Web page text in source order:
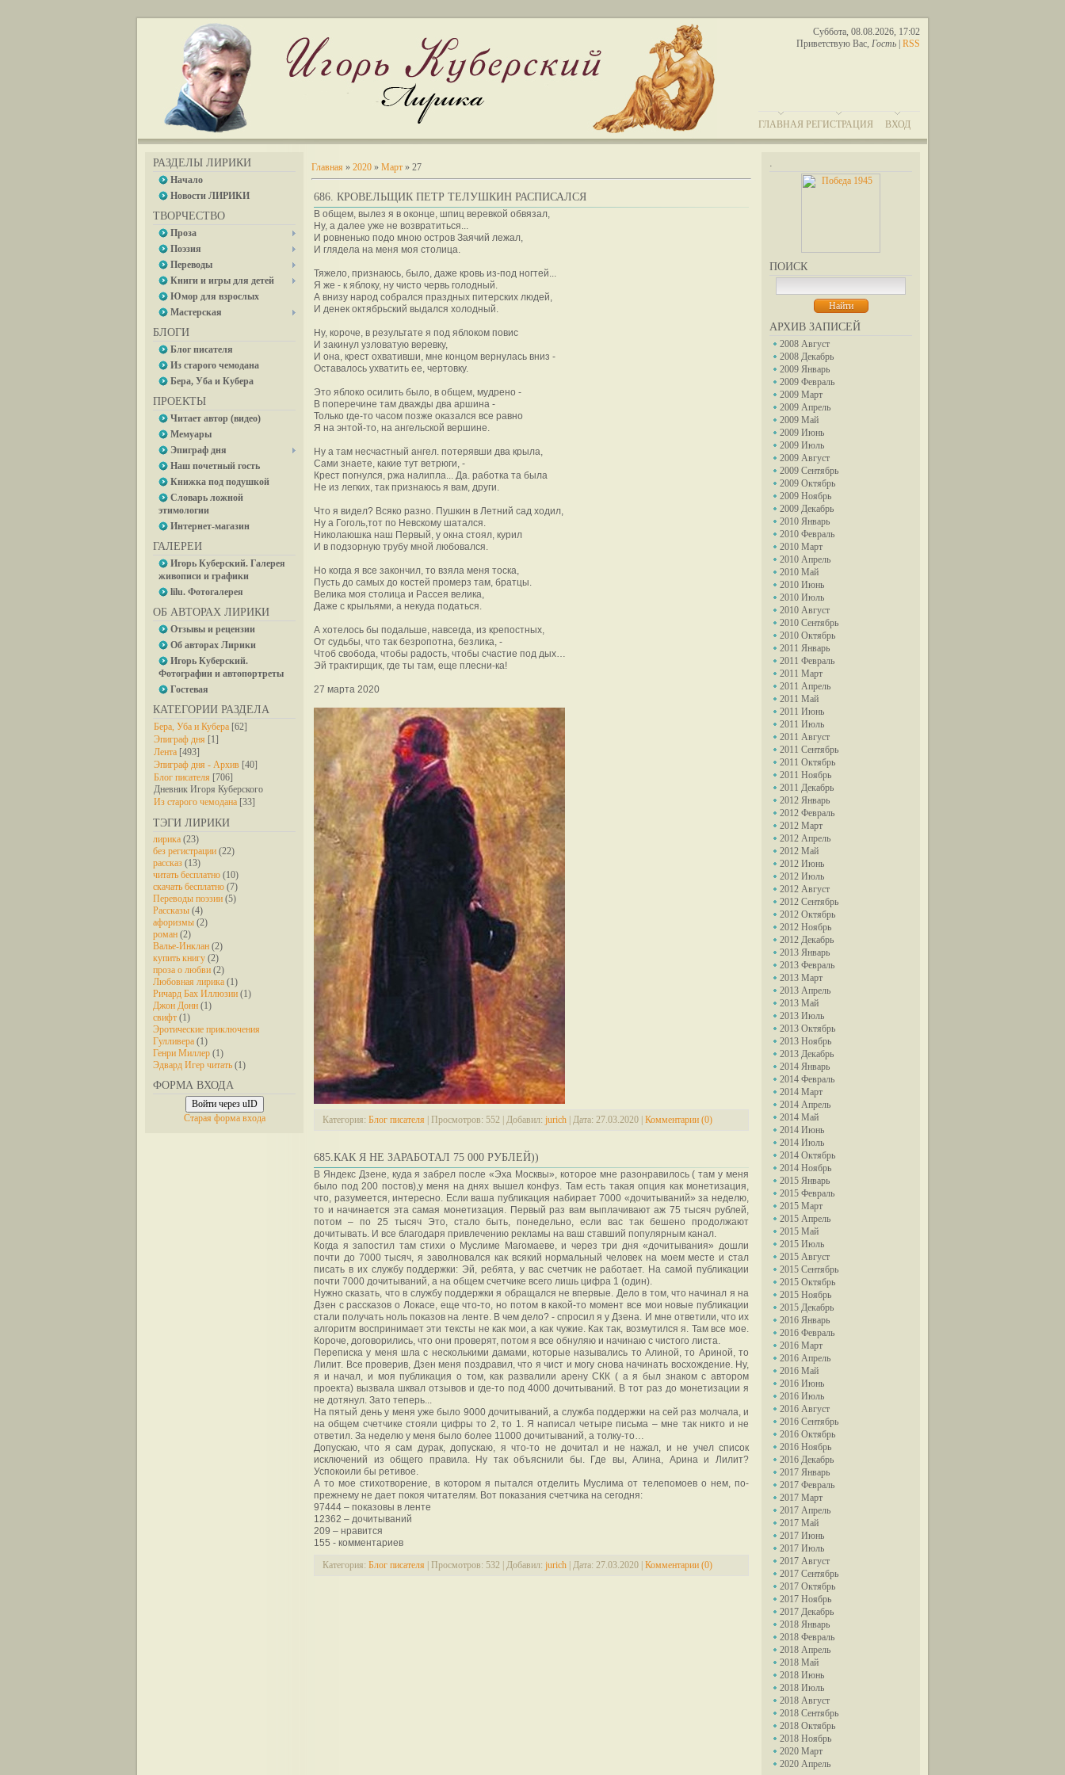
Суббота, 08.08.2026, 17:02
Приветствую Вас, Гость RSS
ГЛАВНАЯ РЕГИСТРАЦИЯ ВХОД
РАЗДЕЛЫ ЛИРИКИ
Начало
Новости ЛИРИКИ
ТВОРЧЕСТВО
Проза
Поэзия
Переводы
Книги и игры для детей
Юмор для взрослых
Мастерская
БЛОГИ
Блог писателя
Из старого чемодана
Бера, Уба и Кубера
ПРОЕКТЫ
Читает автор (видео)
Мемуары
Эпиграф дня
Наш почетный гость
Книжка под подушкой
Словарь ложной
этимологии
Интернет-магазин
ГАЛЕРЕИ
Игорь Куберский. Галерея
живописи и графики
lilu. Фотогалерея
ОБ АВТОРАХ ЛИРИКИ
Отзывы и рецензии
Об авторах Лирики
Игорь Куберский.
Фотографии и автопортреты
Гостевая
КАТЕГОРИИ РАЗДЕЛА
Бера, Уба и Кубера [62]
Эпиграф дня [1]
Лента [493]
Эпиграф дня - Архив [40]
Блог писателя [706]
Дневник Игоря Куберского
Из старого чемодана [33]
ТЭГИ ЛИРИКИ
лирика (23)
без регистрации (22)
рассказ (13)
читать бесплатно (10)
скачать бесплатно (7)
Переводы поэзии (5)
Рассказы (4)
афоризмы (2)
роман (2)
Валье-Инклан (2)
купить книгу (2)
проза о любви (2)
Любовная лирика (1)
Ричард Бах Иллюзии (1)
Джон Донн (1)
свифт (1)
Эротические приключения
Гулливера (1)
Генри Миллер (1)
Эдвард Игер читать (1)
ФОРМА ВХОДА
Войти через uID
Старая форма входа
.
ПОИСК
АРХИВ ЗАПИСЕЙ
2008 Август
2008 Декабрь
2009 Январь
2009 Февраль
2009 Март
2009 Апрель
2009 Май
2009 Июнь
2009 Июль
2009 Август
2009 Сентябрь
2009 Октябрь
2009 Ноябрь
2009 Декабрь
2010 Январь
2010 Февраль
2010 Март
2010 Апрель
2010 Май
2010 Июнь
2010 Июль
2010 Август
2010 Сентябрь
2010 Октябрь
2011 Январь
2011 Февраль
2011 Март
2011 Апрель
2011 Май
2011 Июнь
2011 Июль
2011 Август
2011 Сентябрь
2011 Октябрь
2011 Ноябрь
2011 Декабрь
2012 Январь
2012 Февраль
2012 Март
2012 Апрель
2012 Май
2012 Июнь
2012 Июль
2012 Август
2012 Сентябрь
2012 Октябрь
2012 Ноябрь
2012 Декабрь
2013 Январь
2013 Февраль
2013 Март
2013 Апрель
2013 Май
2013 Июль
2013 Октябрь
2013 Ноябрь
2013 Декабрь
2014 Январь
2014 Февраль
2014 Март
2014 Апрель
2014 Май
2014 Июнь
2014 Июль
2014 Октябрь
2014 Ноябрь
2015 Январь
2015 Февраль
2015 Март
2015 Апрель
2015 Май
2015 Июль
2015 Август
2015 Сентябрь
2015 Октябрь
2015 Ноябрь
2015 Декабрь
2016 Январь
2016 Февраль
2016 Март
2016 Апрель
2016 Май
2016 Июнь
2016 Июль
2016 Август
2016 Сентябрь
2016 Октябрь
2016 Ноябрь
2016 Декабрь
2017 Январь
2017 Февраль
2017 Март
2017 Апрель
2017 Май
2017 Июнь
2017 Июль
2017 Август
2017 Сентябрь
2017 Октябрь
2017 Ноябрь
2017 Декабрь
2018 Январь
2018 Февраль
2018 Апрель
2018 Май
2018 Июнь
2018 Июль
2018 Август
2018 Сентябрь
2018 Октябрь
2018 Ноябрь
2020 Март
2020 Апрель
Главная » 2020 » Март » 27
686. КРОВЕЛЬЩИК ПЕТР ТЕЛУШКИН РАСПИСАЛСЯ
В общем, вылез я в оконце, шпиц веревкой обвязал,
Ну, а далее уже не возвратиться...
И ровненько подо мною остров Заячий лежал,
И глядела на меня моя столица.
Тяжело, признаюсь, было, даже кровь из-под ногтей...
Я же - к яблоку, ну чисто червь голодный.
А внизу народ собрался праздных питерских людей,
И денек октябрьский выдался холодный.
Ну, короче, в результате я под яблоком повис
И закинул узловатую веревку,
И она, крест охвативши, мне концом вернулась вниз -
Оставалось ухватить ее, чертовку.
Это яблоко осилить было, в общем, мудрено -
В поперечине там дважды два аршина -
Только где-то часом позже оказался все равно
Я на энтой-то, на ангельской вершине.
Ну а там несчастный ангел. потерявши два крыла,
Сами знаете, какие тут ветрюги, -
Крест погнулся, ржа налипла... Да. работка та была
Не из легких, так признаюсь я вам, други.
Что я видел? Всяко разно. Пушкин в Летний сад ходил,
Ну а Гоголь,тот по Невскому шатался.
Николаюшка наш Первый, у окна стоял, курил
И в подзорную трубу мной любовался.
Но когда я все закончил, то взяла меня тоска,
Пусть до самых до костей промерз там, братцы.
Велика моя столица и Рассея велика,
Даже с крыльями, а некуда податься.
А хотелось бы подальше, навсегда, из крепостных,
От судьбы, что так безропотна, безлика, -
Чтоб свобода, чтобы радость, чтобы счастие под дых…
Эй трактирщик, где ты там, еще плесни-ка!
27 марта 2020
Категория: Блог писателя Просмотров: 552 Добавил: jurich Дата: 27.03.2020 Комментарии (0)
685.КАК Я НЕ ЗАРАБОТАЛ 75 000 РУБЛЕЙ))
В Яндекс Дзене, куда я забрел после «Эха Москвы», которое мне разонравилось ( там у меня
было под 200 постов),у меня на днях вышел конфуз. Там есть такая опция как монетизация,
что, разумеется, интересно. Если ваша публикация набирает 7000 «дочитываний» за неделю,
то и начинается эта самая монетизация. Первый раз вам выплачивают аж 75 тысяч рублей,
потом – по 25 тысяч Это, стало быть, понедельно, если вас так бешено продолжают
дочитывать. И все благодаря привлечению рекламы на ваш ставший популярным канал.
Когда я запостил там стихи о Муслиме Магомаеве, и через три дня «дочитывания» дошли
почти до 7000 тысяч, я заволновался как всякий нормальный человек на моем месте и стал
писать в их службу поддержки: Эй, ребята, у вас счетчик не работает. На самой публикации
почти 7000 дочитываний, а на общем счетчике всего лишь цифра 1 (один).
Нужно сказать, что в службу поддержки я обращался не впервые. Дело в том, что начинал я на
Дзен с рассказов о Локасе, еще что-то, но потом в какой-то момент все мои новые публикации
стали получать ноль показов на ленте. В чем дело? - спросил я у Дзена. И мне ответили, что их
алгоритм воспринимает эти тексты не как мои, а как чужие. Как так, возмутился я. Там все мое.
Короче, договорились, что они проверят, потом я все обнуляю и начинаю с чистого листа.
Переписка у меня шла с несколькими дамами, которые назывались то Алиной, то Ариной, то
Лилит. Все проверив, Дзен меня поздравил, что я чист и могу снова начинать восхождение. Ну,
я и начал, и моя публикация о том, как развалили арену СКК ( а я был знаком с автором
проекта) вызвала шквал отзывов и где-то под 4000 дочитываний. В тот раз до монетизации я
не дотянул. Зато теперь...
На пятый день у меня уже было 9000 дочитываний, а служба поддержки на сей раз молчала, и
на общем счетчике стояли цифры то 2, то 1. Я написал четыре письма – мне так никто и не
ответил. За неделю у меня было более 11000 дочитываний, а толку-то…
Допускаю, что я сам дурак, допускаю, я что-то не дочитал и не нажал, и не учел список
исключений из общего правила. Ну так объяснили бы. Где вы, Алина, Арина и Лилит?
Успокоили бы ретивое.
А то мое стихотворение, в котором я пытался отделить Муслима от телепомоев о нем, по-
прежнему не дает покоя читателям. Вот показания счетчика на сегодня:
97444 – показовы в ленте
12362 – дочитываний
209 – нравится
155 - комментариев
Категория: Блог писателя Просмотров: 532 Добавил: jurich Дата: 27.03.2020 Комментарии (0)